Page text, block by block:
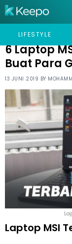
LIFESTYLE
HOME TECHNO 6
6 Laptop
Buat Para
13 JUNI 2019 BY
Laptop MSI